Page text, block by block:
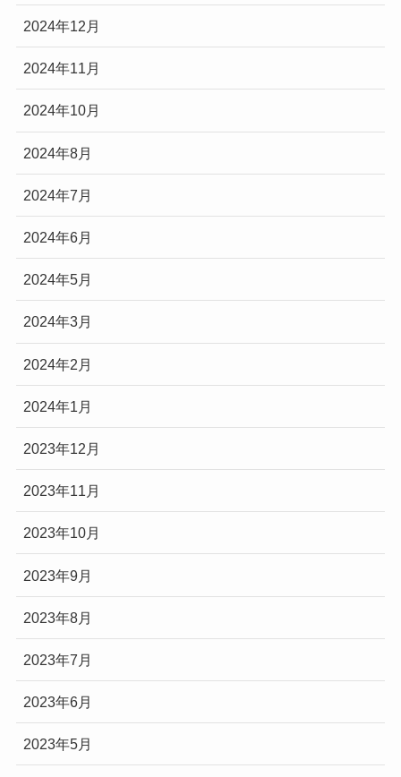
2024年12月
2024年11月
2024年10月
2024年8月
2024年7月
2024年6月
2024年5月
2024年3月
2024年2月
2024年1月
2023年12月
2023年11月
2023年10月
2023年9月
2023年8月
2023年7月
2023年6月
2023年5月